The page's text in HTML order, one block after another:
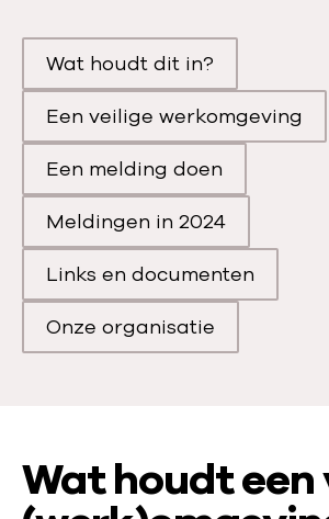
Scroll naar
Wat houdt dit in?
Scroll naar
Een veilige werkomgeving
Scroll naar
Een melding doen
Scroll naar
Meldingen in 2024
Scroll naar
Links en documenten
Scroll naar
Onze organisatie
Wat houdt een